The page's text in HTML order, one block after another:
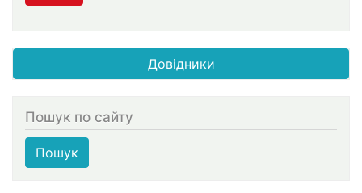
Довідники
Пошук по сайту
Пошук